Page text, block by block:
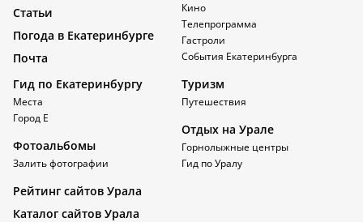
Статьи
Погода в Екатеринбурге
Почта
Кино
Телепрограмма
Гастроли
События Екатеринбурга
Гид по Екатеринбургу
Места
Город Е
Фотоальбомы
Залить фотографии
Туризм
Путешествия
Отдых на Урале
Горнолыжные центры
Гид по Уралу
Рейтинг сайтов Урала
Каталог сайтов Урала